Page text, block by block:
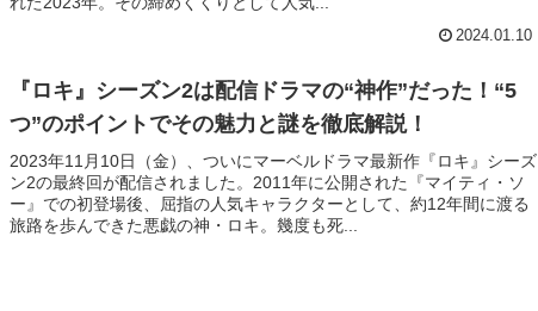
2024.01.10
『ロキ』シーズン2は配信ドラマの“神作”だった！“5
つ”のポイントでその魅力と謎を徹底解説！
2023年11月10日（金）、ついにマーベルドラマ最新作『ロキ』シーズ
ン2の最終回が配信されました。2011年に公開された『マイティ・ソ
ー』での初登場後、屈指の人気キャラクターとして、約12年間に渡る
旅路を歩んできた悪戯の神・ロキ。幾度も死...